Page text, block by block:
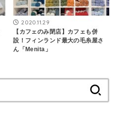
2020.11.29
【カフェのみ閉店】カフェも併
設！フィンランド最大の毛糸屋さ
ん「Menita」
索: